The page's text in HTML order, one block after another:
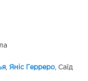
, Яніс Герреро, Саїд